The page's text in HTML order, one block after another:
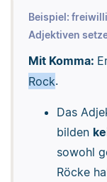
Beispiel:
Adjektiven
Mit Komma:
Rock.
Das
bilden
sowohl
Röcke